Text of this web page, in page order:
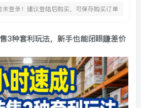
未登录！建议登陆后购买，可保存购买订单
3种套利玩法，新手也能闭眼賺差价